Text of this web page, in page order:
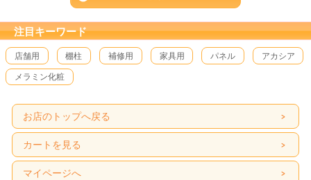
注目キーワード
店舗用 棚柱 補修用 家具用 パネル アカシア
メラミン化粧
お店のトップへ戻る
カートを見る
マイページへ